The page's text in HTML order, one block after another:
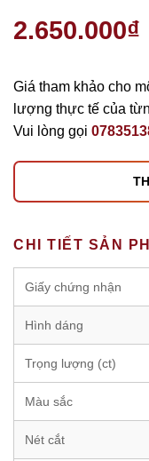
2.650.000₫
Giá tham khảo cho
lượng thực tế của
Vui lòng gọi
CHI TIẾT SẢN
Giấy chứng nhận
Hình dáng
Trọng lượng (ct)
Màu sắc
Nét cắt